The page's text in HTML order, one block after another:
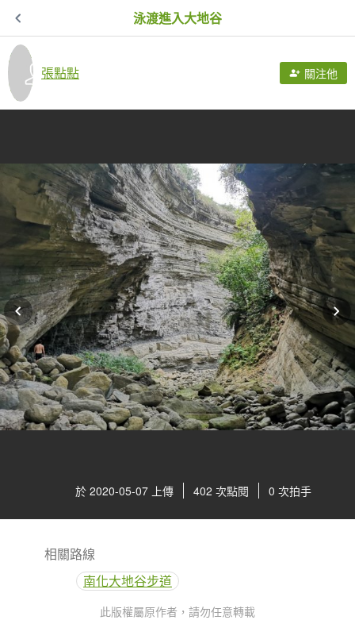
泳渡進入大地谷
張點點 關注他
於 2020-05-07 上傳 402 次點閱 0 次拍手
相關路線
南化大地谷步道
此版權屬原作者，請勿任意轉載